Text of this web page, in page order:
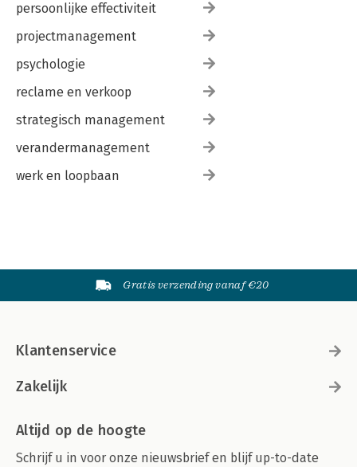
persoonlijke effectiviteit
projectmanagement
psychologie
reclame en verkoop
strategisch management
verandermanagement
werk en loopbaan
Gratis verzending vanaf €20
Klantenservice
Zakelijk
Altijd op de hoogte
Schrijf u in voor onze nieuwsbrief en blijf up-to-date